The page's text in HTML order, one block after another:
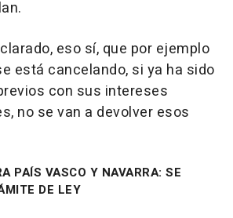
eso sí, que por ejemplo
está cancelando, si ya ha sido
con sus intereses
no se van a devolver esos
PAÍS VASCO Y NAVARRA: SE
DE LEY